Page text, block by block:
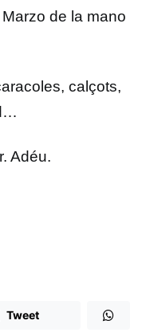
de la mano
calçots,
Adéu.
Tweet